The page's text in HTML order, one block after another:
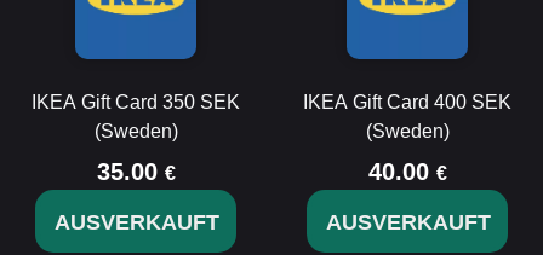
IKEA Gift Card 350 SEK
(Sweden)
35.00 €
AUSVERKAUFT
IKEA Gift Card 400 SEK
(Sweden)
40.00 €
AUSVERKAUFT